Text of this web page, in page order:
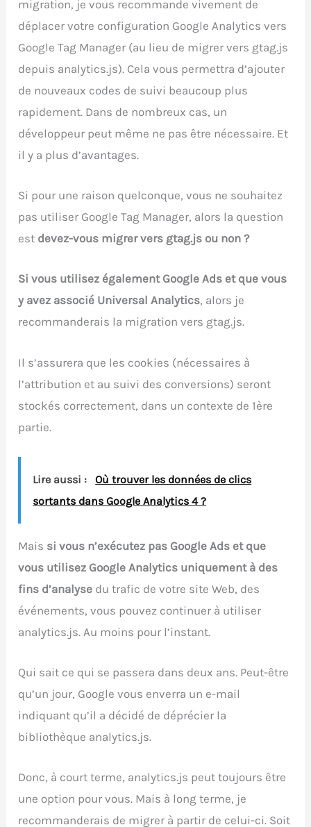
migration, je vous recommande vivement de
déplacer votre configuration Google Analytics vers
Google Tag Manager (au lieu de migrer vers gtag.js
depuis analytics.js). Cela vous permettra d’ajouter
de nouveaux codes de suivi beaucoup plus
rapidement. Dans de nombreux cas, un
développeur peut même ne pas être nécessaire. Et
il y a plus d’avantages.
Si pour une raison quelconque, vous ne souhaitez
pas utiliser Google Tag Manager, alors la question
est devez-vous migrer vers gtag.js ou non ?
Si vous utilisez également Google Ads et que vous
y avez associé Universal Analytics, alors je
recommanderais la migration vers gtag.js.
Il s’assurera que les cookies (nécessaires à
l’attribution et au suivi des conversions) seront
stockés correctement, dans un contexte de 1ère
partie.
Lire aussi :
Où trouver les données de clics
sortants dans Google Analytics 4 ?
Mais si vous n’exécutez pas Google Ads et que
vous utilisez Google Analytics uniquement à des
fins d’analyse du trafic de votre site Web, des
événements, vous pouvez continuer à utiliser
analytics.js. Au moins pour l’instant.
Qui sait ce qui se passera dans deux ans. Peut-être
qu’un jour, Google vous enverra un e-mail
indiquant qu’il a décidé de déprécier la
bibliothèque analytics.js.
Donc, à court terme, analytics.js peut toujours être
une option pour vous. Mais à long terme, je
recommanderais de migrer à partir de celui-ci. Soit